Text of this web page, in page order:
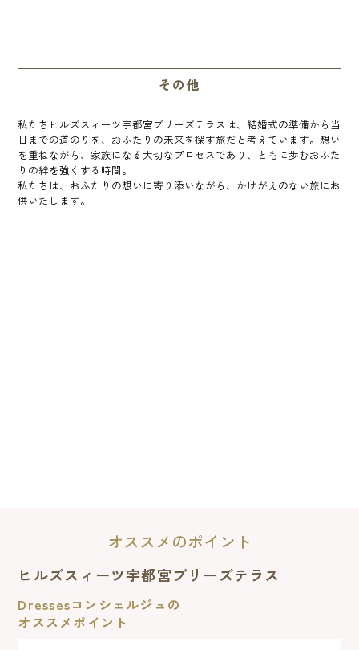
その他
私たちヒルズスィーツ宇都宮ブリーズテラスは、結婚式の準備から当
日までの道のりを、おふたりの未来を探す旅だと考えています。想い
を重ねながら、家族になる大切なプロセスであり、ともに歩むおふた
りの絆を強くする時間。
私たちは、おふたりの想いに寄り添いながら、かけがえのない旅にお
供いたします。
オススメのポイント
ヒルズスィーツ宇都宮ブリーズテラス
Dressesコンシェルジュの
オススメポイント